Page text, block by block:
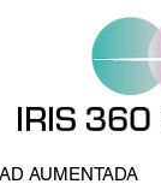
AUMENTADA